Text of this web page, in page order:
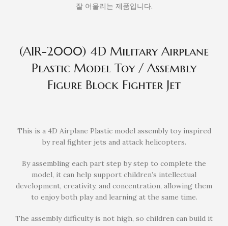
잘 어울리는 제품입니다.
(AIR-2000) 4D Military Airplane
Plastic Model Toy / Assembly
Figure Block Fighter Jet
This is a 4D Airplane Plastic model assembly toy inspired
by real fighter jets and attack helicopters.
By assembling each part step by step to complete the
model, it can help support children’s intellectual
development, creativity, and concentration, allowing them
to enjoy both play and learning at the same time.
The assembly difficulty is not high, so children can build it